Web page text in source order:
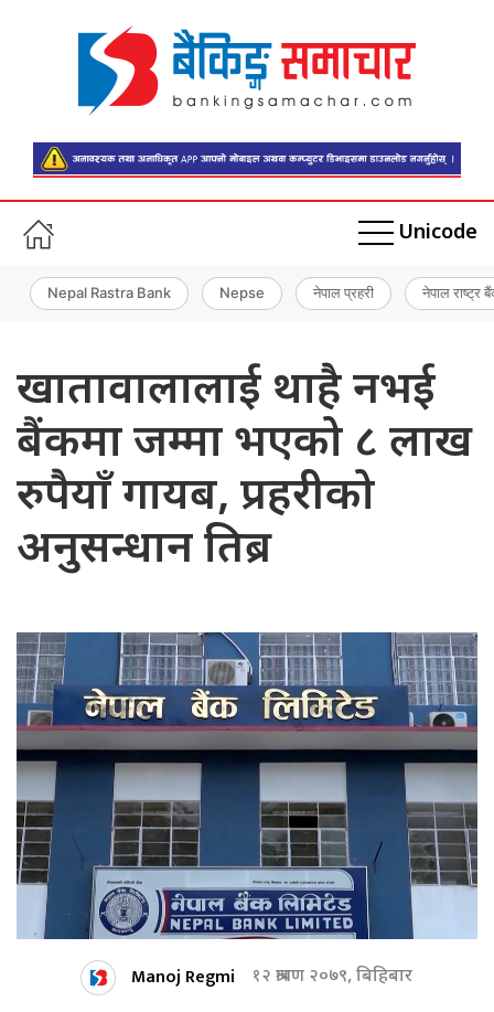
Unicode
Nepal Rastra Bank Nepse नेपाल प्रहरी नेपाल राष्ट्र
खातावालालाई थाहै नभई
बैंकमा जम्मा भएको ८ लाख
रुपैयाँ गायब, प्रहरीको
अनुसन्धान तिब्र
Manoj Regmi १२ श्रावण २०७९, बिहिबार